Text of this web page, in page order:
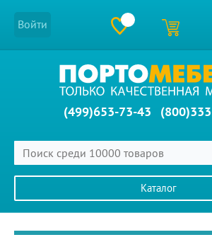
Войти
(499)653-73-43
Каталог
Главное меню сайта